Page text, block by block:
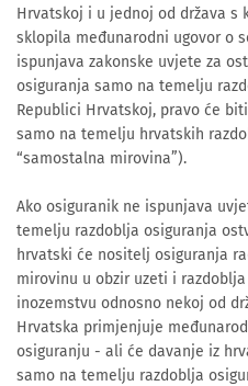
Hrvatskoj i u jednoj od država s
sklopila međunarodni ugovor o
ispunjava zakonske uvjete za
osiguranja samo na temelju
Republici Hrvatskoj, pravo će
samo na temelju hrvatskih
“samostalna mirovina”).
Ako osiguranik ne ispunjava
temelju razdoblja osiguranja
hrvatski će nositelj osiguranja
mirovinu u obzir uzeti i
inozemstvu odnosno nekoj od
Hrvatska primjenjuje
osiguranju - ali će davanje iz
samo na temelju razdoblja